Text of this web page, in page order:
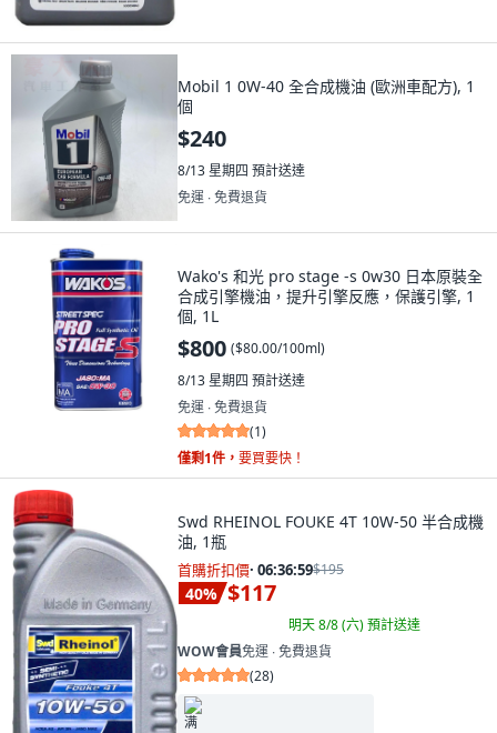
Mobil 1 0W-40 全合成機油 (歐洲車配方), 1
個
$240
8/13 星期四 預計送達
免運 ∙ 免費退貨
Wako's 和光 pro stage -s 0w30 日本原裝全
合成引擎機油，提升引擎反應，保護引擎, 1
個, 1L
$800 ($80.00/100ml)
8/13 星期四 預計送達
免運 ∙ 免費退貨
(1)
僅剩1件， 要買要快！
Swd RHEINOL FOUKE 4T 10W-50 半合成機
油, 1瓶
首購折扣價· 06:36:57$195
40% $117
明天 8/8 (六)預計送達
WOW會員免運 ∙ 免費退貨
(28)